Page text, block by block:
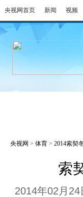
央视网首页 新闻 视频
央视网 > 体育 > 2014索契
索
2014年02月